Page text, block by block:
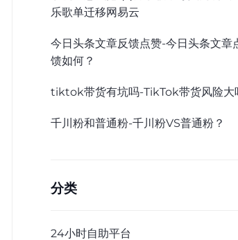
乐歌单迁移网易云
今日头条文章反馈点赞-今日头条文章
馈如何？
tiktok带货有坑吗-TikTok带货风险大
千川粉和普通粉-千川粉VS普通粉？
分类
24小时自助平台